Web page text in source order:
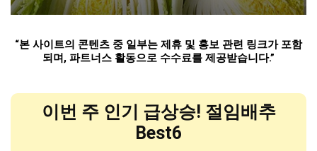
“본 사이트의 콘텐츠 중 일부는 제휴 및 홍보 관련 링크가 포함
되며, 파트너스 활동으로 수수료를 제공받습니다.”
이번 주 인기 급상승! 절임배추
Best6